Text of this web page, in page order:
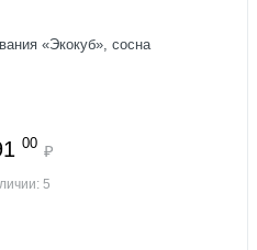
«Экокуб», сосна
00 ₽
5